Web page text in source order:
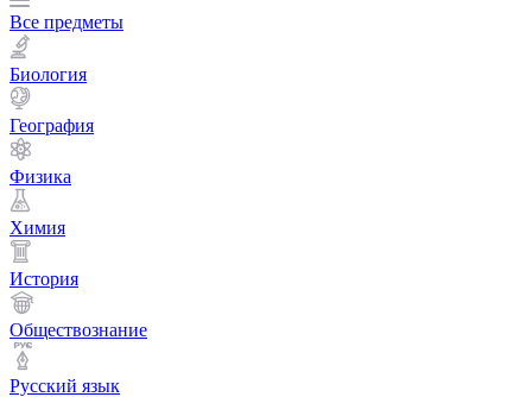
Все предметы
Биология
География
Физика
Химия
История
Обществознание
Русский язык